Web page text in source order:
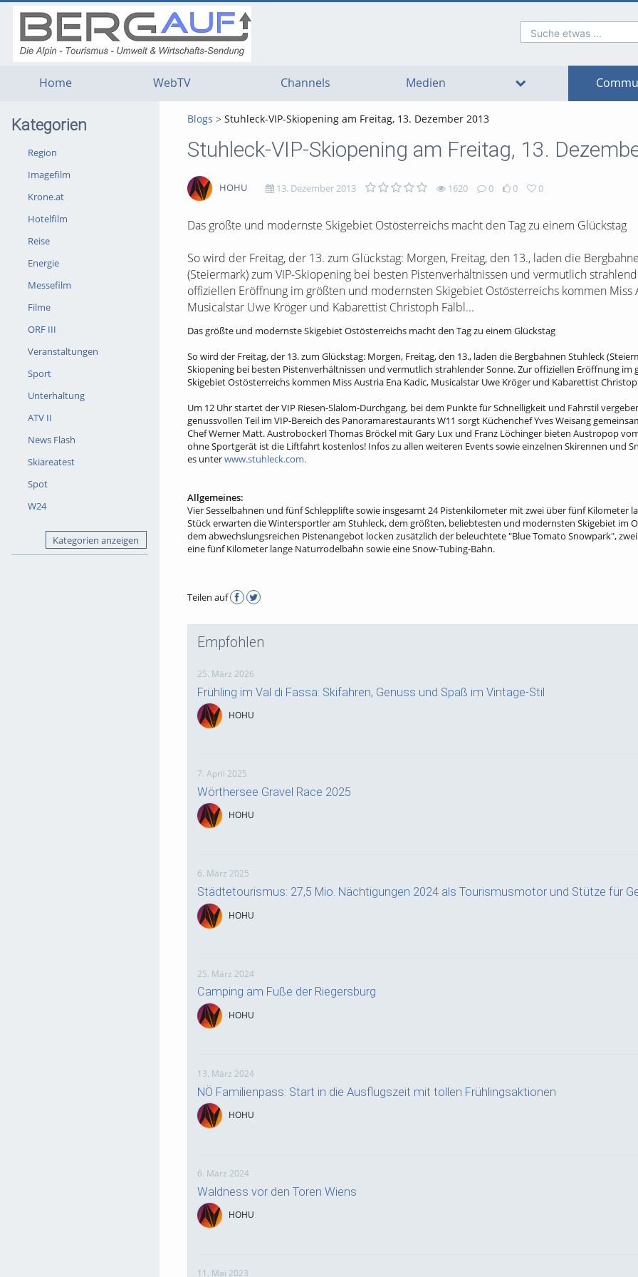
Suche etwas ...
Home WebTV Channels Medien
Kategorien
Region
Imagefilm
Krone.at
Hotelfilm
Reise
Energie
Messefilm
Filme
ORF III
Veranstaltungen
Sport
Unterhaltung
ATV II
News Flash
Skiareatest
Spot
W24
Kategorien anzeigen
Blogs Stuhleck-VIP-Skiopening am Freitag, 13. Dezember 2013
Stuhleck-VIP-Skiopening am Freitag, 13.
HOHU 13. Dezember 2013 1620 0 0 0
Das größte und modernste Skigebiet Ostösterreichs macht den Tag zu einem Glückstag
So wird der Freitag, der 13. zum Glückstag: Morgen, Freitag, den 13., laden die
(Steiermark) zum VIP-Skiopening bei besten Pistenverhältnissen und vermutlich
offiziellen Eröffnung im größten und modernsten Skigebiet Ostösterreichs kommen Miss
Musicalstar Uwe Kröger und Kabarettist Christoph Fälbl...
Das größte und modernste Skigebiet Ostösterreichs macht den Tag zu einem Glückstag
So wird der Freitag, der 13. zum Glückstag: Morgen, Freitag, den 13., laden die Bergbahnen Stuhleck
Skiopening bei besten Pistenverhältnissen und vermutlich strahlender Sonne. Zur offiziellen Eröffnung
Skigebiet Ostösterreichs kommen Miss Austria Ena Kadic, Musicalstar Uwe Kröger und Kabarettist
Um 12 Uhr startet der VIP Riesen-Slalom-Durchgang, bei dem Punkte für Schnelligkeit und Fahrstil
genussvollen Teil im VIP-Bereich des Panoramarestaurants W11 sorgt Küchenchef Yves Weisang
Chef Werner Matt. Austrobockerl Thomas Bröckel mit Gary Lux und Franz Löchinger bieten Austropop
ohne Sportgerät ist die Liftfahrt kostenlos! Infos zu allen weiteren Events sowie einzelnen Skirennen und
es unterwww.stuhleck.com.
Allgemeines:
Vier Sesselbahnen und fünf Schlepplifte sowie insgesamt 24 Pistenkilometer mit zwei über fünf Kilometer
Stück erwarten die Wintersportler am Stuhleck, dem größten, beliebtesten und modernsten Skigebiet im
dem abwechslungsreichen Pistenangebot locken zusätzlich der beleuchtete "Blue Tomato Snowpark",
eine fünf Kilometer lange Naturrodelbahn sowie eine Snow-Tubing-Bahn.
Teilen auf
Empfohlen
25. März 2026
Frühling im Val di Fassa: Skifahren, Genuss und Spaß im Vintage-Stil
HOHU
7. April 2025
Wörthersee Gravel Race 2025
HOHU
6. März 2025
Städtetourismus: 27,5 Mio. Nächtigungen 2024 als Tourismusmotor und Stütze für
HOHU
25. März 2024
Camping am Fuße der Riegersburg
HOHU
13. März 2024
NÖ Familienpass: Start in die Ausflugszeit mit tollen Frühlingsaktionen
HOHU
6. März 2024
Waldness vor den Toren Wiens
HOHU
11. Mai 2023